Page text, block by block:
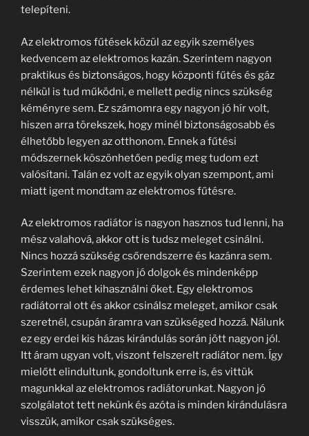
telepíteni.
Az elektromos fűtések közül az egyik személyes
kedvencem az elektromos kazán. Szerintem nagyon
praktikus és biztonságos, hogy központi fűtés és gáz
nélkül is tud működni, e mellett pedig nincs szükség
kéményre sem. Ez számomra egy nagyon jó hír volt,
hiszen arra törekszek, hogy minél biztonságosabb és
élhetőbb legyen az otthonom. Ennek a fűtési
módszernek köszönhetően pedig meg tudom ezt
valósítani. Talán ez volt az egyik olyan szempont, ami
miatt igent mondtam az elektromos fűtésre.
Az elektromos radiátor is nagyon hasznos tud lenni, ha
mész valahová, akkor ott is tudsz meleget csinálni.
Nincs hozzá szükség csőrendszerre és kazánra sem.
Szerintem ezek nagyon jó dolgok és mindenképp
érdemes lehet kihasználni őket. Egy elektromos
radiátorral ott és akkor csinálsz meleget, amikor csak
szeretnél, csupán áramra van szükséged hozzá. Nálunk
ez egy erdei kis házas kirándulás során jött nagyon jól.
Itt áram ugyan volt, viszont felszerelt radiátor nem. Így
mielőtt elindultunk, gondoltunk erre is, és vittük
magunkkal az elektromos radiátorunkat. Nagyon jó
szolgálatot tett nekünk és azóta is minden kirándulásra
visszük, amikor csak szükséges.